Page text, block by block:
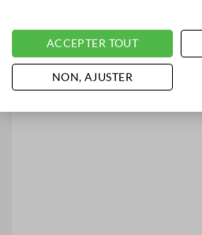
ACCEPTER TOUT
NON, AJUSTER